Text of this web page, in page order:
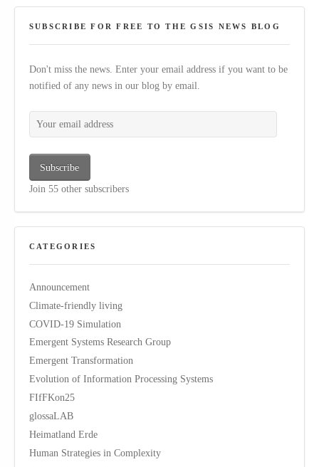
SUBSCRIBE FOR FREE TO THE GSIS NEWS BLOG
Don't miss the news. Enter your email address if you want to be
notified of any news in our blog by email.
Your email address
Subscribe
Join 55 other subscribers
CATEGORIES
Announcement
Climate-friendly living
COVID-19 Simulation
Emergent Systems Research Group
Emergent Transformation
Evolution of Information Processing Systems
FIfFKon25
glossaLAB
Heimatland Erde
Human Strategies in Complexity